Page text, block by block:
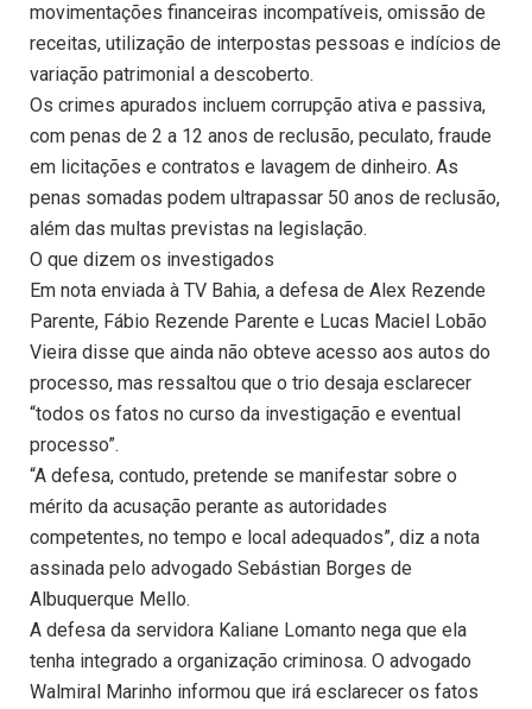
movimentações financeiras incompatíveis, omissão de
receitas, utilização de interpostas pessoas e indícios de
variação patrimonial a descoberto.
Os crimes apurados incluem corrupção ativa e passiva,
com penas de 2 a 12 anos de reclusão, peculato, fraude
em licitações e contratos e lavagem de dinheiro. As
penas somadas podem ultrapassar 50 anos de reclusão,
além das multas previstas na legislação.
O que dizem os investigados
Em nota enviada à TV Bahia, a defesa de Alex Rezende
Parente, Fábio Rezende Parente e Lucas Maciel Lobão
Vieira disse que ainda não obteve acesso aos autos do
processo, mas ressaltou que o trio desaja esclarecer
“todos os fatos no curso da investigação e eventual
processo”.
“A defesa, contudo, pretende se manifestar sobre o
mérito da acusação perante as autoridades
competentes, no tempo e local adequados”, diz a nota
assinada pelo advogado Sebástian Borges de
Albuquerque Mello.
A defesa da servidora Kaliane Lomanto nega que ela
tenha integrado a organização criminosa. O advogado
Walmiral Marinho informou que irá esclarecer os fatos